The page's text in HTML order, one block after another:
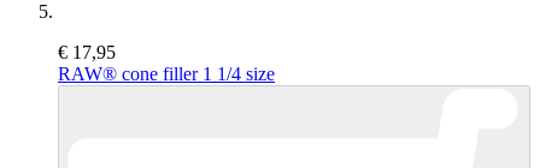
€ 17,95
RAW® cone filler 1 1/4 size